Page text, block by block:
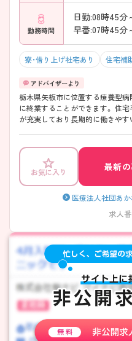
勤務時間
日勤:08時45分
早番:07時45分
寮・借り上げ社宅あり 住宅補
栃木県矢板市に位置する療養型
に終業することができます。 住宅
が充実しており長期的に働きや
お気に入り 最新
医療法人社団あ
求人